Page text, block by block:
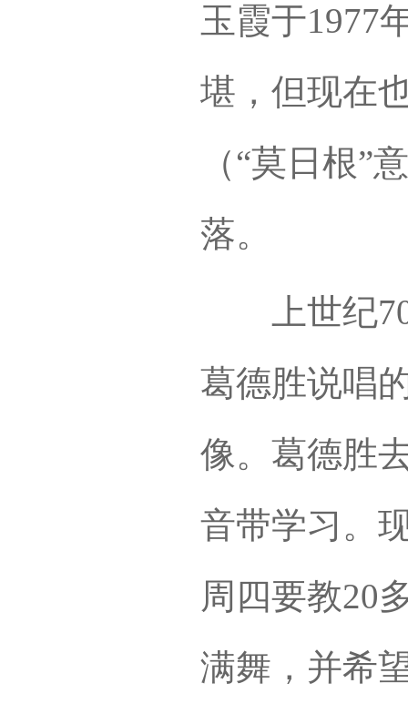
玉霞于1977
堪，但现在
（“莫日根”
落。
上世纪70
葛德胜说唱
像。葛德胜
音带学习。
周四要教20
满舞，并希